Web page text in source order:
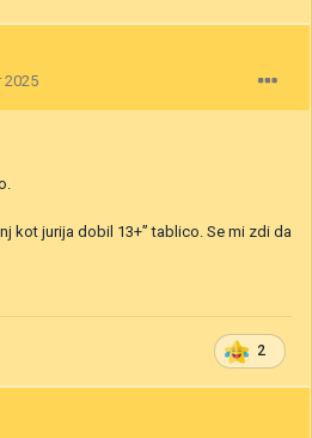
2025
kot jurija dobil 13+” tablico. Se mi zdi da
2